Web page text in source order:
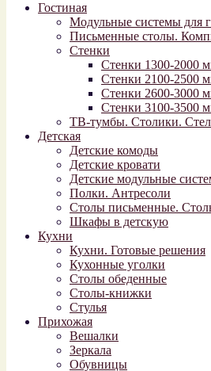
Гостиная
Модульные системы для
Письменные столы.
Стенки
Стенки 1300-2000
Стенки 2100-2500
Стенки 2600-3000
Стенки 3100-3500
ТВ-тумбы. Столики.
Детская
Детские комоды
Детские кровати
Детские модульные
Полки. Антресоли
Столы письменные.
Шкафы в детскую
Кухни
Кухни. Готовые решения
Кухонные уголки
Столы обеденные
Столы-книжки
Стулья
Прихожая
Вешалки
Зеркала
Обувницы